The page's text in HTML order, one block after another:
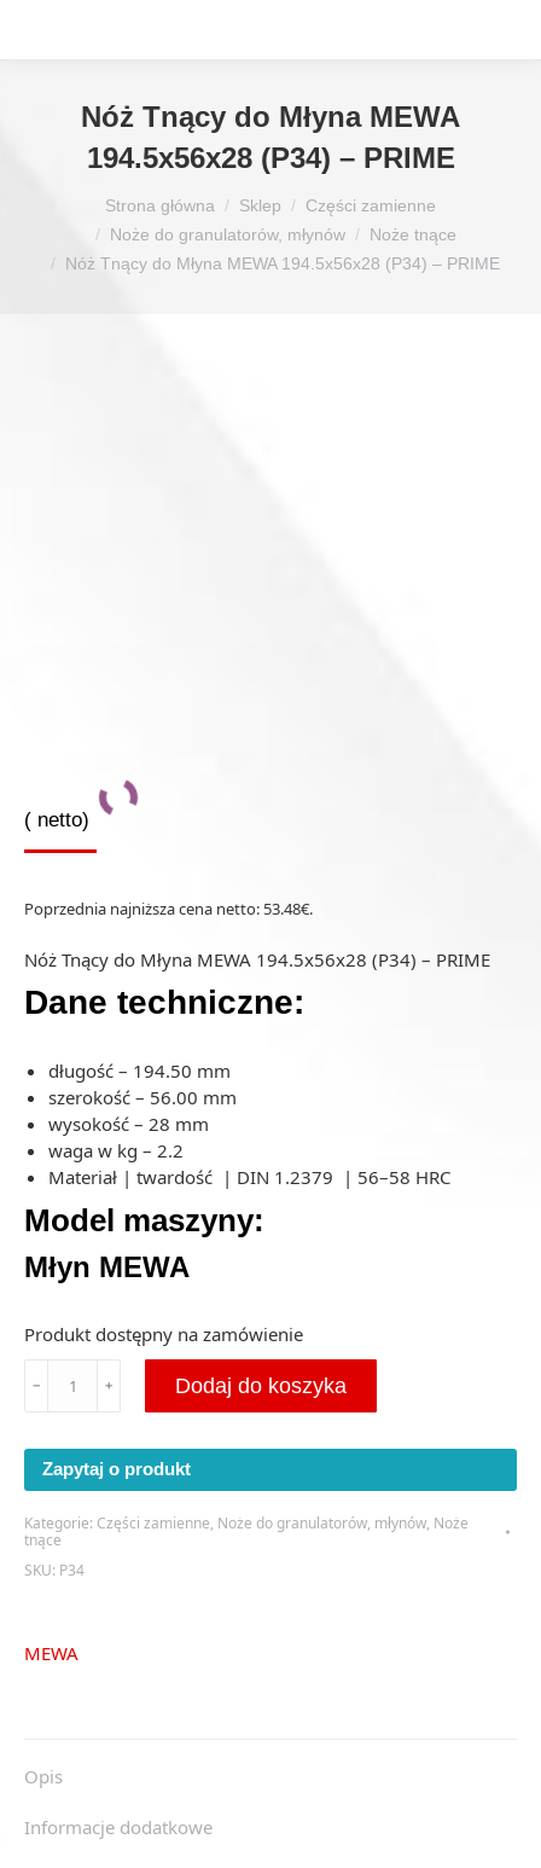
Nóż Tnący do Młyna MEWA
194.5x56x28 (P34) – PRIME
Strona główna Sklep
Części zamienne
Noże do granulatorów, młynów
Noże tnące
Nóż Tnący do Młyna MEWA 194.5x56x28 (P34) – PRIME
( netto)
Poprzednia najniższa cena netto: 53.48€.
Nóż Tnący do Młyna MEWA 194.5x56x28 (P34) – PRIME
Dane techniczne:
długość – 194.50 mm
szerokość – 56.00 mm
wysokość – 28 mm
waga w kg – 2.2
Materiał | twardość | DIN 1.2379 | 56–58 HRC
Model maszyny:
Młyn MEWA
Produkt dostępny na zamówienie
do
Młyna
194.5x56x28
﹣ ﹢ Dodaj do koszyka
Zapytaj o produkt
Kategorie: Części zamienne, Noże do granulatorów, młynów, Noże
tnące
SKU: P34
MEWA
Opis
Informacje dodatkowe